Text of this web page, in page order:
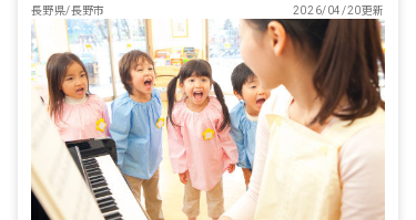
長野県/長野市
2026/04/20更新